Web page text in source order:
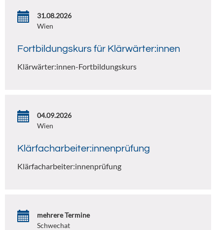
31.08.2026
Wien
Fortbildungskurs für Klärwärter:innen
Klärwärter:innen-Fortbildungskurs
04.09.2026
Wien
Klärfacharbeiter:innenprüfung
Klärfacharbeiter:innenprüfung
mehrere Termine
Schwechat